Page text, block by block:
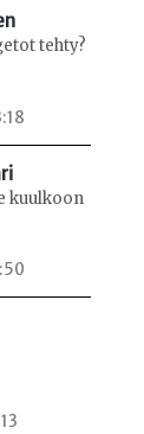
tehty?
kuulkoon